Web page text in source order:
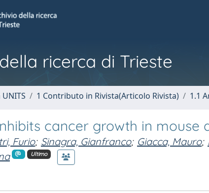
ricerca di Trieste
1 Contributo in Rivista(Articolo Rivista) 1.1
cancer growth in mouse
Furio; Sinagra, Gianfranco; Giacca, Mauro;
Ultimo